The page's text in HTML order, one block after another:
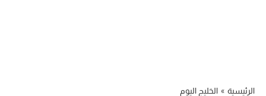
الرئيسية » الخليج اليوم